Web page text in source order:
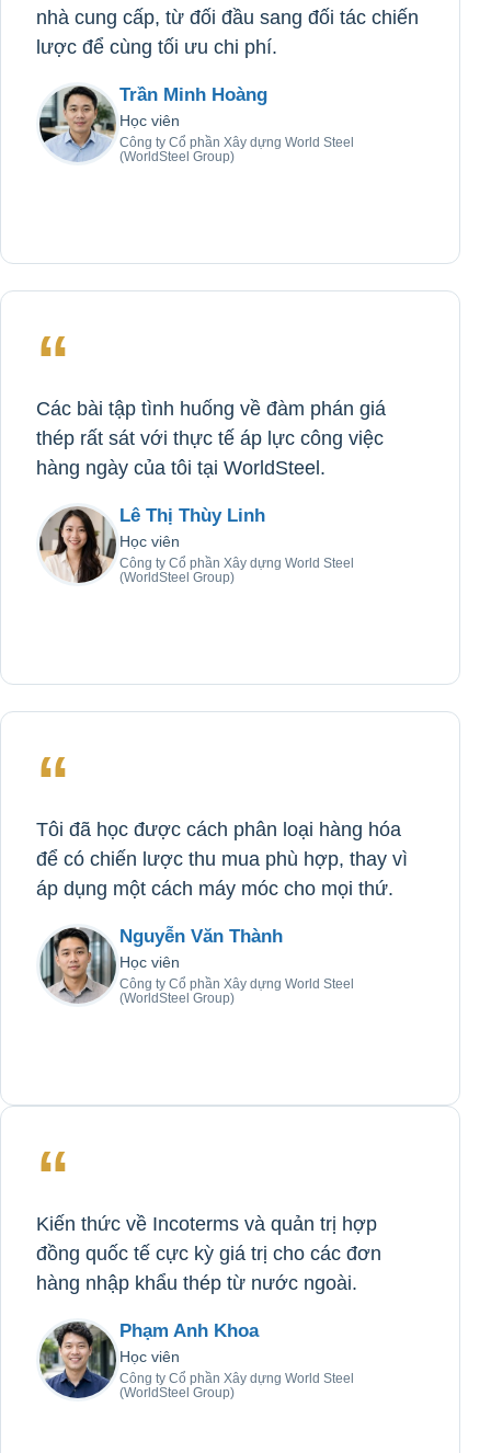
nhà cung cấp, từ đối đầu sang đối tác chiến
lược để cùng tối ưu chi phí.
Trần Minh Hoàng
Học viên
Công ty Cổ phần Xây dựng World Steel
(WorldSteel Group)
“
Các bài tập tình huống về đàm phán giá
thép rất sát với thực tế áp lực công việc
hàng ngày của tôi tại WorldSteel.
Lê Thị Thùy Linh
Học viên
Công ty Cổ phần Xây dựng World Steel
(WorldSteel Group)
“
Tôi đã học được cách phân loại hàng hóa
để có chiến lược thu mua phù hợp, thay vì
áp dụng một cách máy móc cho mọi thứ.
Nguyễn Văn Thành
Học viên
Công ty Cổ phần Xây dựng World Steel
(WorldSteel Group)
“
Kiến thức về Incoterms và quản trị hợp
đồng quốc tế cực kỳ giá trị cho các đơn
hàng nhập khẩu thép từ nước ngoài.
Phạm Anh Khoa
Học viên
Công ty Cổ phần Xây dựng World Steel
(WorldSteel Group)